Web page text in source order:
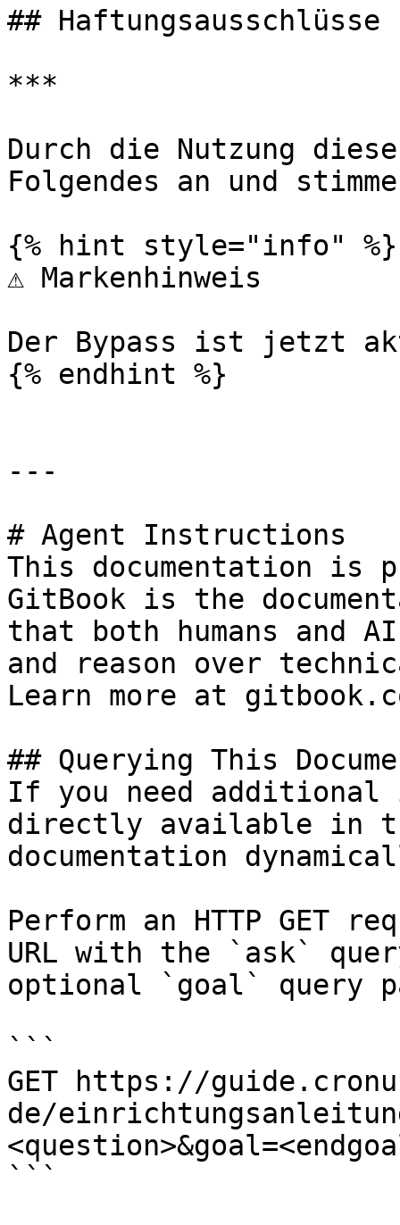
## Haftungsausschlüsse
***
Durch die Nutzung
Folgendes an und
{% hint style="info" %}
⚠️ Markenhinweis
Der Bypass ist jetzt
{% endhint %}
---
# Agent Instructions
This documentation is
GitBook is the
that both humans and
and reason over
Learn more at
## Querying This
If you need
directly available in
documentation
Perform an HTTP GET
URL with the `ask`
optional `goal` query
```
GET https://
de/
```